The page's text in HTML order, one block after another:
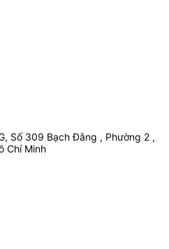
Số 309 Bạch Đằng , Phường 2 ,
Chí Minh